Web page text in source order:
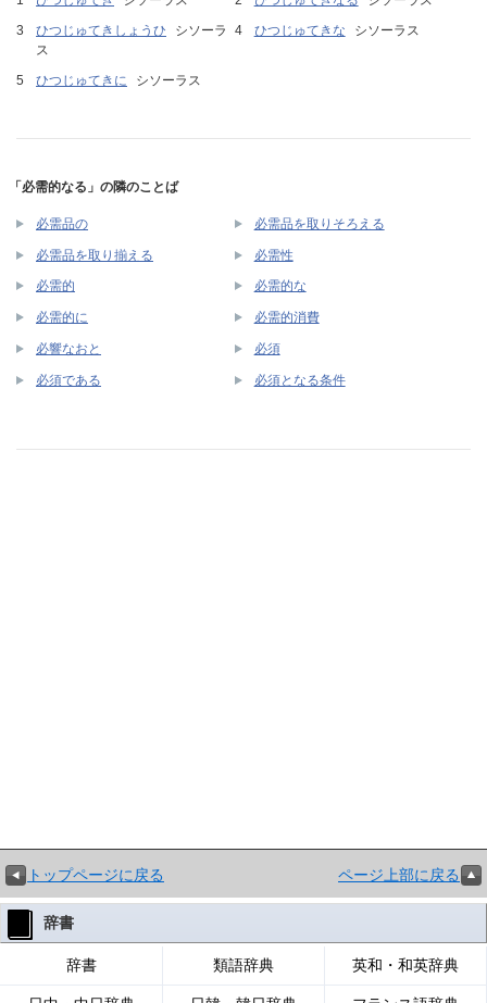
ひつじゅてきしょうひ
シソーラ
ス
ひつじゅてきな シソーラス
ひつじゅてきに シソーラス
「必需的なる」の隣のことば
必需品の 必需品を取りそろえる
必需品を取り揃える 必需性
必需的 必需的な
必需的に 必需的消費
必響なおと 必須
必須である 必須となる条件
トップページに戻る ページ上部に戻る
辞書
辞書 類語辞典 英和・和英辞典